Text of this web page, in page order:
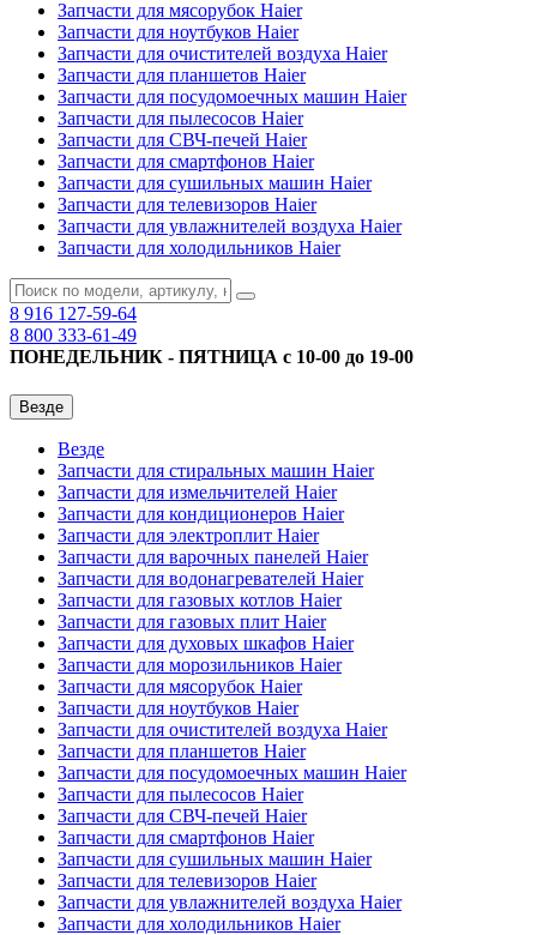
Запчасти для мясорубок Haier
Запчасти для ноутбуков Haier
Запчасти для очистителей воздуха Haier
Запчасти для планшетов Haier
Запчасти для посудомоечных машин Haier
Запчасти для пылесосов Haier
Запчасти для СВЧ-печей Haier
Запчасти для смартфонов Haier
Запчасти для сушильных машин Haier
Запчасти для телевизоров Haier
Запчасти для увлажнителей воздуха Haier
Запчасти для холодильников Haier
8 916 127-59-64
8 800 333-61-49
ПОНЕДЕЛЬНИК - ПЯТНИЦА с 10-00 до 19-00
Везде
Везде
Запчасти для стиральных машин Haier
Запчасти для измельчителей Haier
Запчасти для кондиционеров Haier
Запчасти для электроплит Haier
Запчасти для варочных панелей Haier
Запчасти для водонагревателей Haier
Запчасти для газовых котлов Haier
Запчасти для газовых плит Haier
Запчасти для духовых шкафов Haier
Запчасти для морозильников Haier
Запчасти для мясорубок Haier
Запчасти для ноутбуков Haier
Запчасти для очистителей воздуха Haier
Запчасти для планшетов Haier
Запчасти для посудомоечных машин Haier
Запчасти для пылесосов Haier
Запчасти для СВЧ-печей Haier
Запчасти для смартфонов Haier
Запчасти для сушильных машин Haier
Запчасти для телевизоров Haier
Запчасти для увлажнителей воздуха Haier
Запчасти для холодильников Haier